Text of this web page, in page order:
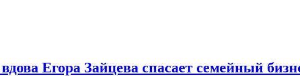
Егора Зайцева спасает семейный